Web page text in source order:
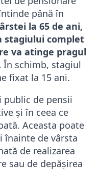
până în
la 65 de ani,
stagiului complet
va atinge pragul
În schimb, stagiul
fixat la 15 ani.
public de pensii
și în ceea ce
Aceasta poate
înainte de vârsta
de realizarea
sau de depășirea